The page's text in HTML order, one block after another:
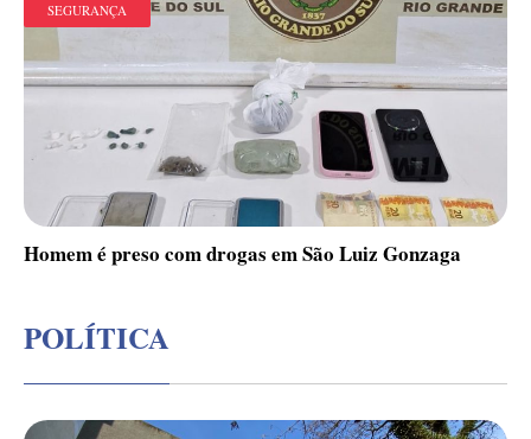
SEGURANÇA
Homem é preso com drogas em São Luiz Gonzaga
POLÍTICA